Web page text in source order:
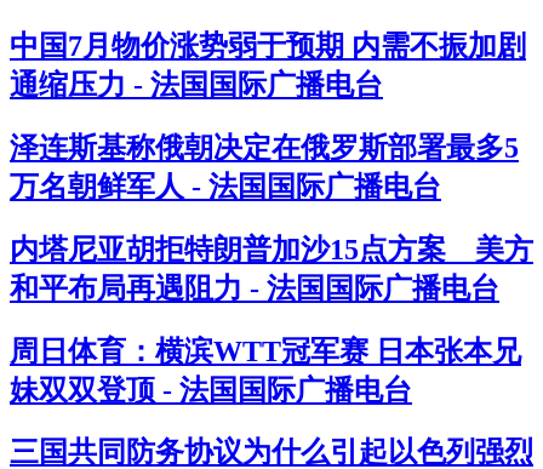
中国7月物价涨势弱于预期 内需不振加剧
通缩压力 - 法国国际广播电台
泽连斯基称俄朝决定在俄罗斯部署最多5
万名朝鲜军人 - 法国国际广播电台
内塔尼亚胡拒特朗普加沙15点方案 美方
和平布局再遇阻力 - 法国国际广播电台
周日体育：横滨WTT冠军赛 日本张本兄
妹双双登顶 - 法国国际广播电台
三国共同防务协议为什么引起以色列强烈